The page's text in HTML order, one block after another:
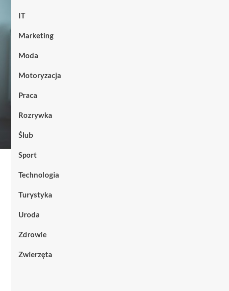
IT
Marketing
Moda
Motoryzacja
Praca
Rozrywka
Ślub
Sport
Technologia
Turystyka
Uroda
Zdrowie
Zwierzęta